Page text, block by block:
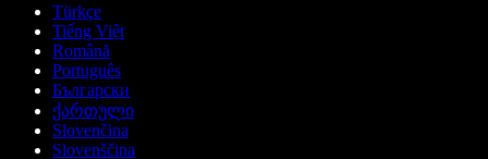
Türkçe
Tiếng Việt
Română
Português
Български
ქართული
Slovenčina
Slovenščina